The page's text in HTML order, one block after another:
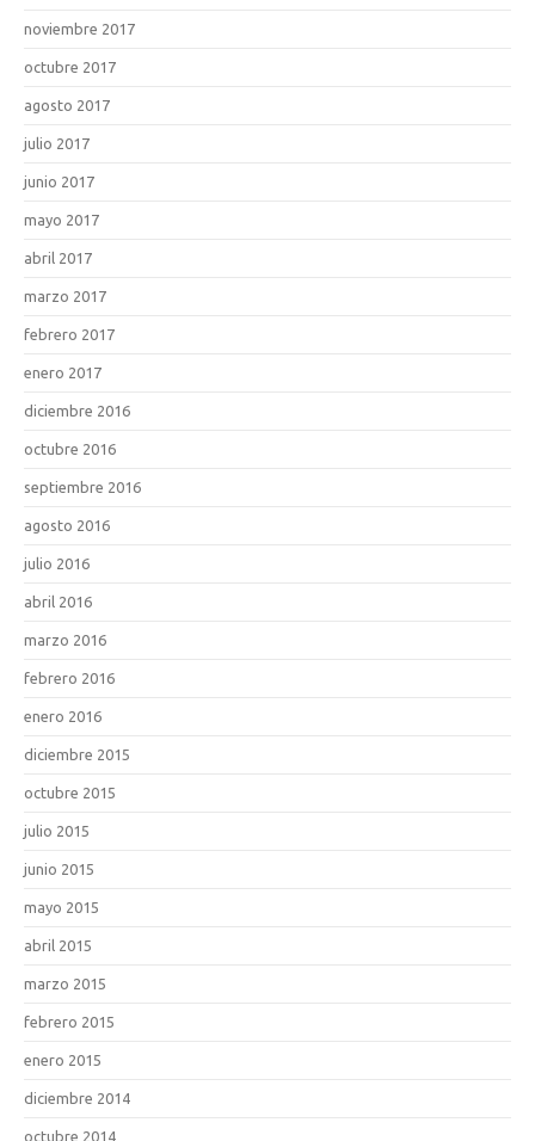
noviembre 2017
octubre 2017
agosto 2017
julio 2017
junio 2017
mayo 2017
abril 2017
marzo 2017
febrero 2017
enero 2017
diciembre 2016
octubre 2016
septiembre 2016
agosto 2016
julio 2016
abril 2016
marzo 2016
febrero 2016
enero 2016
diciembre 2015
octubre 2015
julio 2015
junio 2015
mayo 2015
abril 2015
marzo 2015
febrero 2015
enero 2015
diciembre 2014
octubre 2014